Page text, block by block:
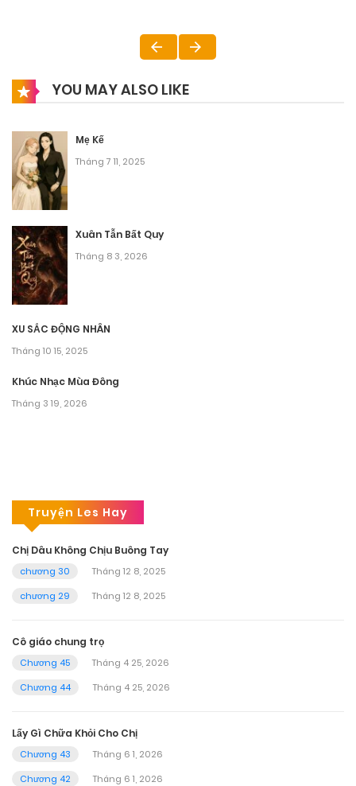
YOU MAY ALSO LIKE
Mẹ Kế
Tháng 7 11, 2025
Xuân Tẫn Bất Quy
Tháng 8 3, 2026
XU SẮC ĐỘNG NHÂN
Tháng 10 15, 2025
Khúc Nhạc Mùa Đông
Tháng 3 19, 2026
Truyện Les Hay
Chị Dâu Không Chịu Buông Tay
chương 30
Tháng 12 8, 2025
chương 29
Tháng 12 8, 2025
Cô giáo chung trọ
Chương 45
Tháng 4 25, 2026
Chương 44
Tháng 4 25, 2026
Lấy Gì Chữa Khỏi Cho Chị
Chương 43
Tháng 6 1, 2026
Chương 42
Tháng 6 1, 2026